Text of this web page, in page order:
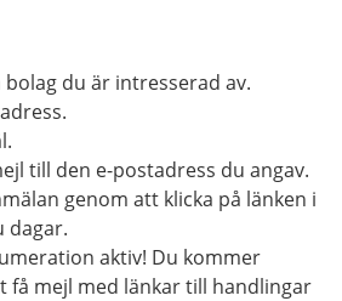
bolag du är intresserad av.
till den e-postadress du angav.
genom att klicka på länken i
dagar.
aktiv! Du kommer
få mejl med länkar till handlingar